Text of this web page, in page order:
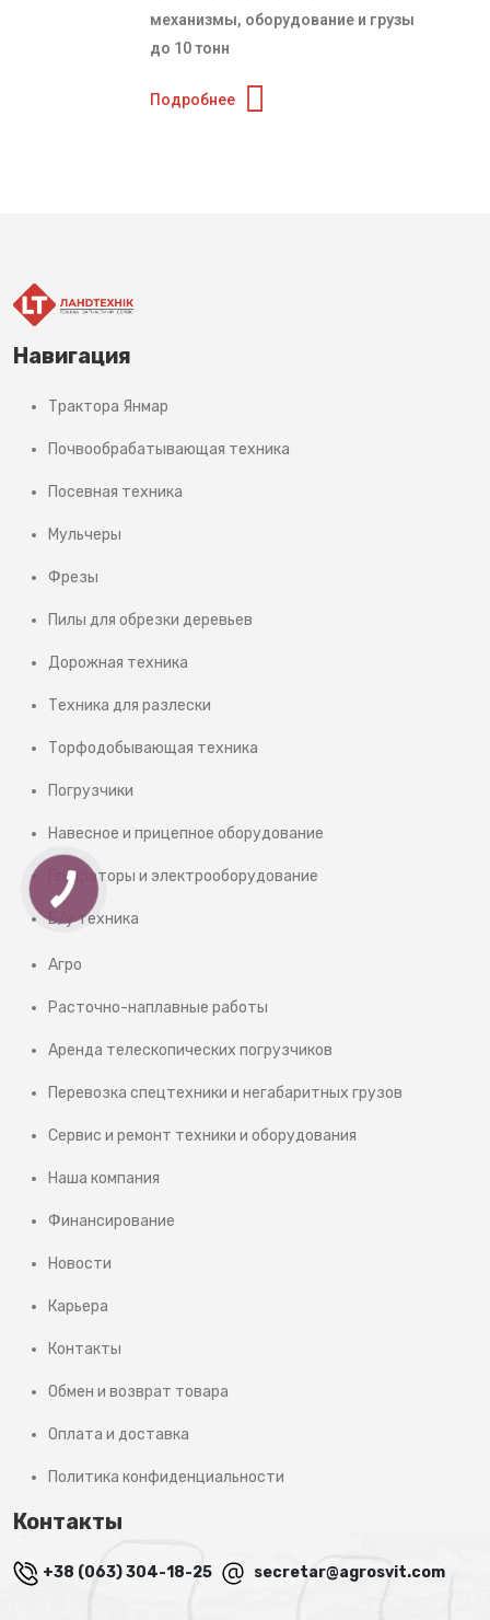
механизмы, оборудование и грузы
до 10 тонн
Подробнее
Навигация
Трактора Янмар
Почвообрабатывающая техника
Посевная техника
Мульчеры
Фрезы
Пилы для обрезки деревьев
Дорожная техника
Техника для разлески
Торфодобывающая техника
Погрузчики
Навесное и прицепное оборудование
Генераторы и электрооборудование
Б/у техника
Агро
Расточно-наплавные работы
Аренда телескопических погрузчиков
Перевозка спецтехники и негабаритных грузов
Сервис и ремонт техники и оборудования
Наша компания
Финансирование
Новости
Карьера
Контакты
Обмен и возврат товара
Оплата и доставка
Политика конфиденциальности
Контакты
+38 (063) 304-18-25 secretar@agrosvit.com